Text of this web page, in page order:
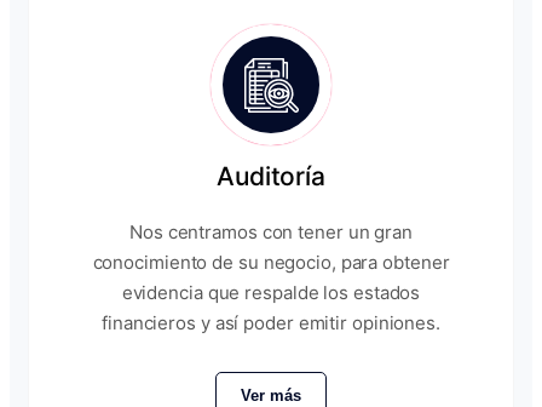
Auditoría
Nos centramos con tener un gran
conocimiento de su negocio, para obtener
evidencia que respalde los estados
financieros y así poder emitir opiniones.
Ver más